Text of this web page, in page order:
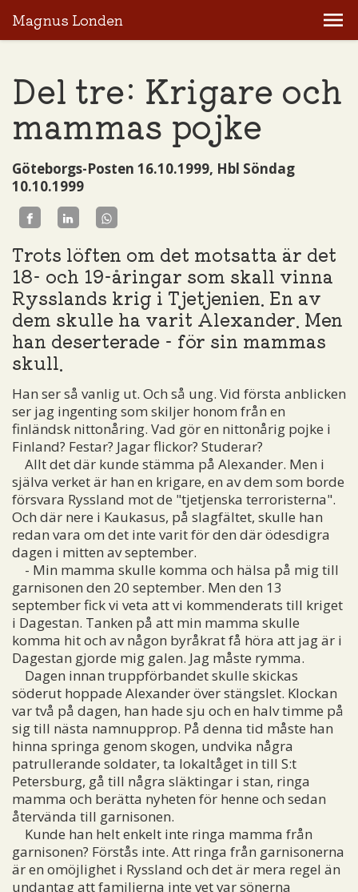
Magnus Londen
Del tre: Krigare och
mammas pojke
Göteborgs-Posten 16.10.1999, Hbl Söndag
10.10.1999
Trots löften om det motsatta är det
18- och 19-åringar som skall vinna
Rysslands krig i Tjetjenien. En av
dem skulle ha varit Alexander. Men
han deserterade - för sin mammas
skull.
Han ser så vanlig ut. Och så ung. Vid första anblicken
ser jag ingenting som skiljer honom från en
finländsk nittonåring. Vad gör en nittonårig pojke i
Finland? Festar? Jagar flickor? Studerar?
Allt det där kunde stämma på Alexander. Men i
själva verket är han en krigare, en av dem som borde
försvara Ryssland mot de "tjetjenska terroristerna".
Och där nere i Kaukasus, på slagfältet, skulle han
redan vara om det inte varit för den där ödesdigra
dagen i mitten av september.
- Min mamma skulle komma och hälsa på mig till
garnisonen den 20 september. Men den 13
september fick vi veta att vi kommenderats till kriget
i Dagestan. Tanken på att min mamma skulle
komma hit och av någon byråkrat få höra att jag är i
Dagestan gjorde mig galen. Jag måste rymma.
Dagen innan truppförbandet skulle skickas
söderut hoppade Alexander över stängslet. Klockan
var två på dagen, han hade sju och en halv timme på
sig till nästa namnupprop. På denna tid måste han
hinna springa genom skogen, undvika några
patrullerande soldater, ta lokaltåget in till S:t
Petersburg, gå till några släktingar i stan, ringa
mamma och berätta nyheten för henne och sedan
återvända till garnisonen.
Kunde han helt enkelt inte ringa mamma från
garnisonen? Förstås inte. Att ringa från garnisonerna
är en omöjlighet i Ryssland och det är mera regel än
undantag att familjerna inte vet var sönerna